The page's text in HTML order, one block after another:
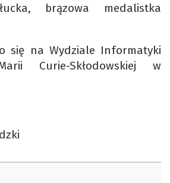
brązowa medalistka
się na Wydziale Informatyki
Curie-Skłodowskiej w